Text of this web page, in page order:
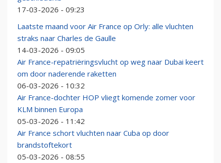
17-03-2026 - 09:23
Laatste maand voor Air France op Orly: alle vluchten
straks naar Charles de Gaulle
14-03-2026 - 09:05
Air France-repatriëringsvlucht op weg naar Dubai keert
om door naderende raketten
06-03-2026 - 10:32
Air France-dochter HOP vliegt komende zomer voor
KLM binnen Europa
05-03-2026 - 11:42
Air France schort vluchten naar Cuba op door
brandstoftekort
05-03-2026 - 08:55